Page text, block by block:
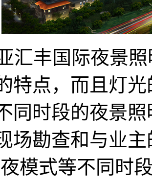
丰国际夜景照
特点，而且灯
同时段的夜景
场勘查和与业
模式等不同时